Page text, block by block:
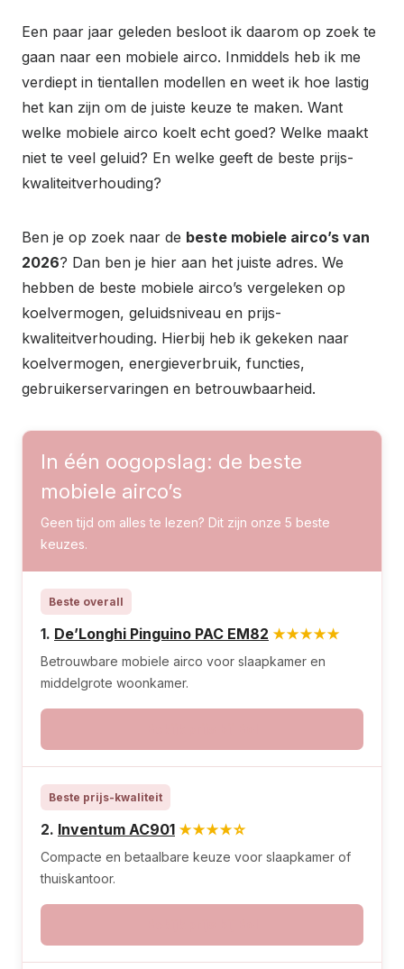
Een paar jaar geleden besloot ik daarom op zoek te
gaan naar een mobiele airco. Inmiddels heb ik me
verdiept in tientallen modellen en weet ik hoe lastig
het kan zijn om de juiste keuze te maken. Want
welke mobiele airco koelt echt goed? Welke maakt
niet te veel geluid? En welke geeft de beste prijs-
kwaliteitverhouding?
Ben je op zoek naar de beste mobiele airco’s van
2026? Dan ben je hier aan het juiste adres. We
hebben de beste mobiele airco’s vergeleken op
koelvermogen, geluidsniveau en prijs-
kwaliteitverhouding. Hierbij heb ik gekeken naar
koelvermogen, energieverbruik, functies,
gebruikerservaringen en betrouwbaarheid.
In één oogopslag: de beste
mobiele airco’s
Geen tijd om alles te lezen? Dit zijn onze 5 beste
keuzes.
Beste overall
1. De’Longhi Pinguino PAC EM82 ★★★★★
Betrouwbare mobiele airco voor slaapkamer en
middelgrote woonkamer.
Beste prijs-kwaliteit
2. Inventum AC901 ★★★★☆
Compacte en betaalbare keuze voor slaapkamer of
thuiskantoor.